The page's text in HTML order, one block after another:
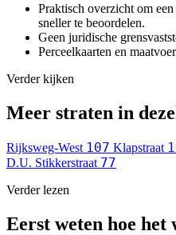
Praktisch overzicht om
sneller te beoordelen.
Geen juridische
Perceelkaarten en
Verder kijken
Meer straten in
Rijksweg-West 107 Klapstraat
D.U. Stikkerstraat 77
Verder lezen
Eerst weten hoe het